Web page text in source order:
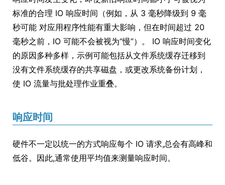
标准的合理 IO 响应时间（例如，从 3 毫秒降级到 9 毫
秒可能 对应用程序性能有重大影响，但在时间超过 20
毫秒之前，IO 可能不会被视为“慢”）。 IO 响应时间变化
的原因多种多样，示例可能包括从文件系统缓存迁移到
没有文件系统缓存的共享磁盘，或更改系统备份计划，
使 IO 流量与批处理作业重叠。
响应时间
硬件不一定以统一的方式响应每个 IO 请求,总会有高峰和
低谷。因此,通常使用平均值来测量响应时间。